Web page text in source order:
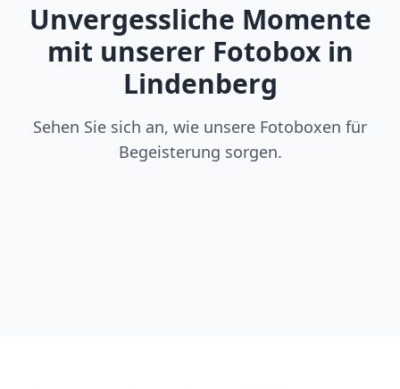
Unvergessliche Momente
mit unserer Fotobox in
Lindenberg
Sehen Sie sich an, wie unsere Fotoboxen für
Begeisterung sorgen.